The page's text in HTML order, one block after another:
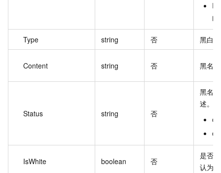
由
Type string 否 黑白
Content string 否 黑名
Status string 否
黑名
述。
IsWhite boolean 否
是否
认为